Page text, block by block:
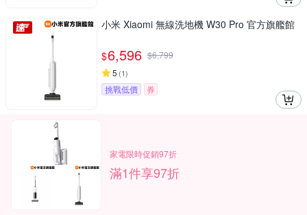
小米 Xiaomi 無線洗地機 W30 Pro 官方旗艦館
$6,596 $6,799
5 (1)
挑戰低價 券
家電限時促銷97折
滿1件享97折